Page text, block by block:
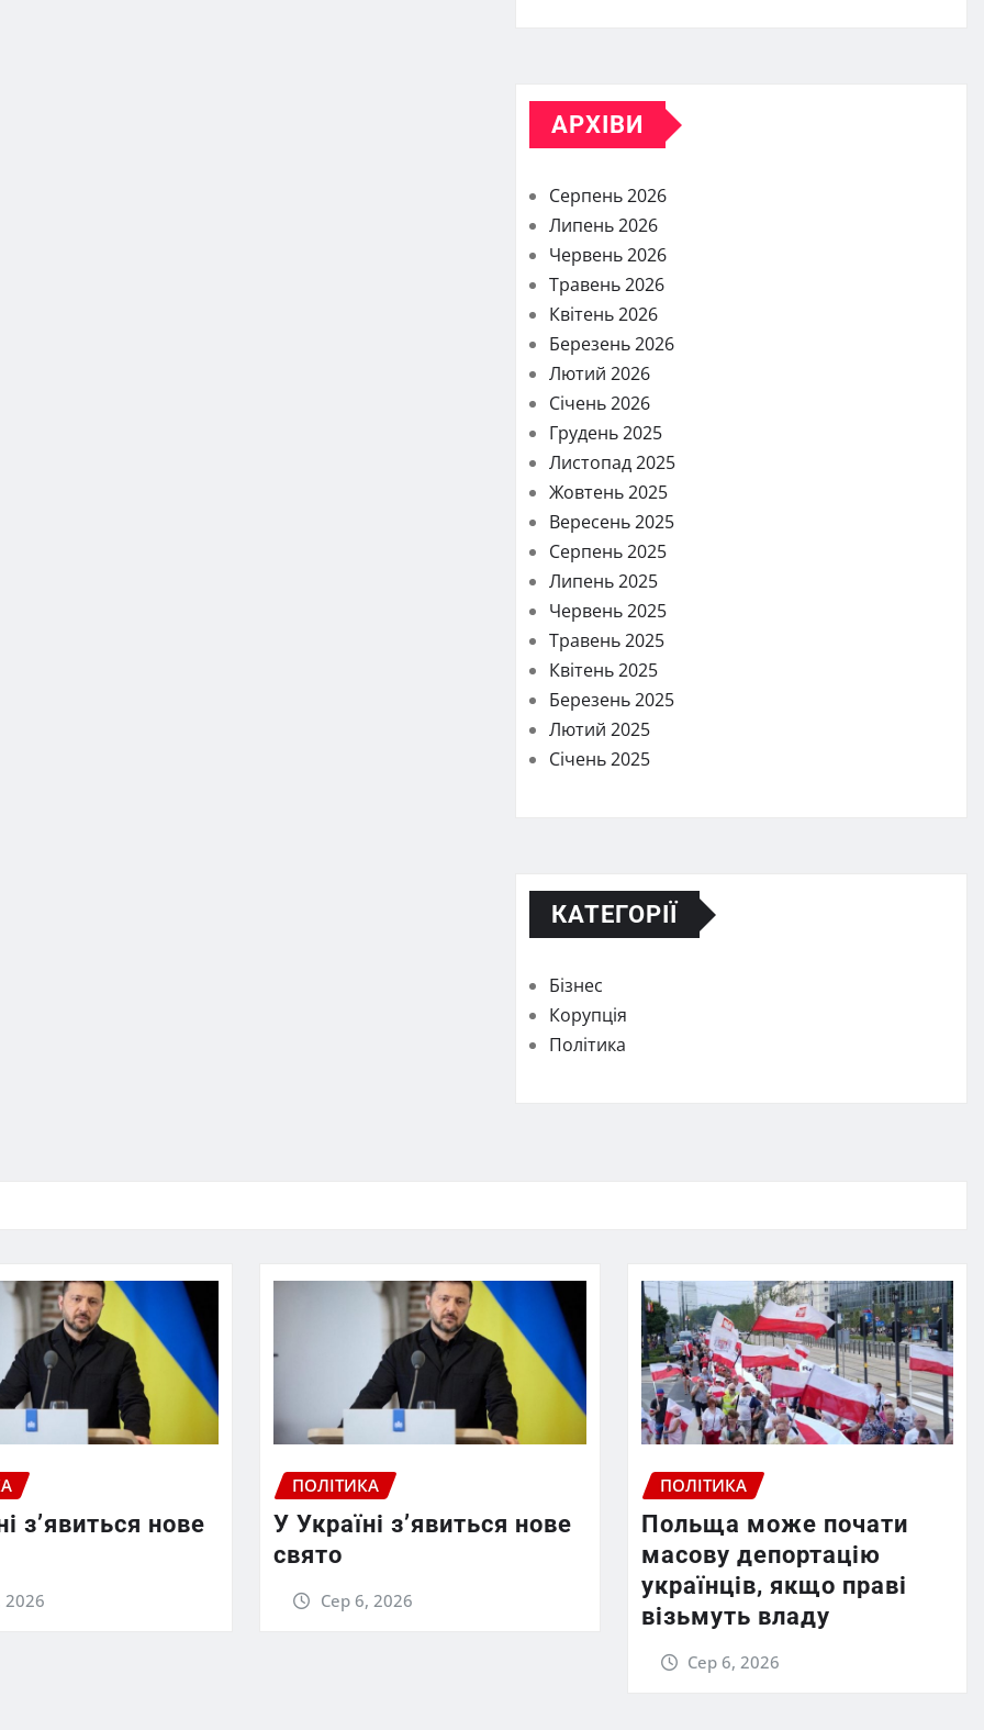
АРХІВИ
Серпень 2026
Липень 2026
Червень 2026
Травень 2026
Квітень 2026
Березень 2026
Лютий 2026
Січень 2026
Грудень 2025
Листопад 2025
Жовтень 2025
Вересень 2025
Серпень 2025
Липень 2025
Червень 2025
Травень 2025
Квітень 2025
Березень 2025
Лютий 2025
Січень 2025
КАТЕГОРІЇ
Бізнес
Корупція
Політика
з’явиться нове
2026
ПОЛІТИКА
У Україні з’явиться нове
свято
Сер 6, 2026
ПОЛІТИКА
Польща може почати
масову депортацію
українців, якщо праві
візьмуть владу
Сер 6, 2026